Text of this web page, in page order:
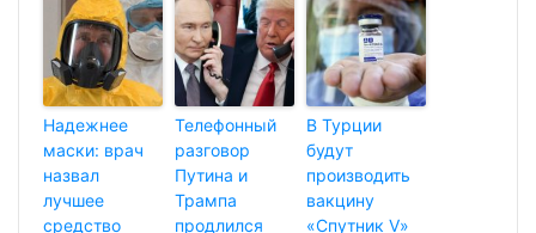
Надежнее
маски: врач
назвал
лучшее
средство
Телефонный
разговор
Путина и
Трампа
продлился
В Турции
будут
производить
вакцину
«Спутник V»